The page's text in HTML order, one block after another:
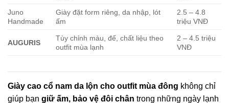
Juno
Handmade
Giày đặt form riêng, da nhập, lót
ấm
2.5 – 4.8
triệu VNĐ
AUGURIS
Tùy chỉnh màu, đế, chất liệu theo
outfit mùa lạnh
2 – 4.5 triệu
VNĐ
Giày cao cổ nam da lộn cho outfit mùa đông không chỉ
giúp bạn giữ ấm, bảo vệ đôi chân trong những ngày lạnh